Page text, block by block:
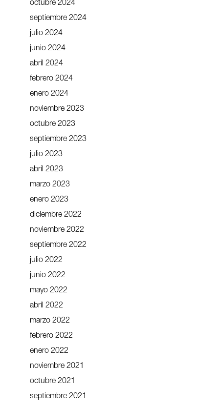
octubre 2024
septiembre 2024
julio 2024
junio 2024
abril 2024
febrero 2024
enero 2024
noviembre 2023
octubre 2023
septiembre 2023
julio 2023
abril 2023
marzo 2023
enero 2023
diciembre 2022
noviembre 2022
septiembre 2022
julio 2022
junio 2022
mayo 2022
abril 2022
marzo 2022
febrero 2022
enero 2022
noviembre 2021
octubre 2021
septiembre 2021